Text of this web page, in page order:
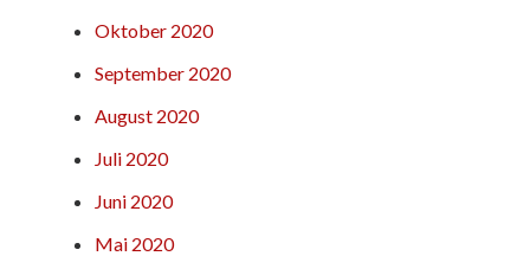
Oktober 2020
September 2020
August 2020
Juli 2020
Juni 2020
Mai 2020